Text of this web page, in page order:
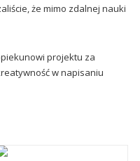
że mimo zdalnej nauki
projektu za
w napisaniu